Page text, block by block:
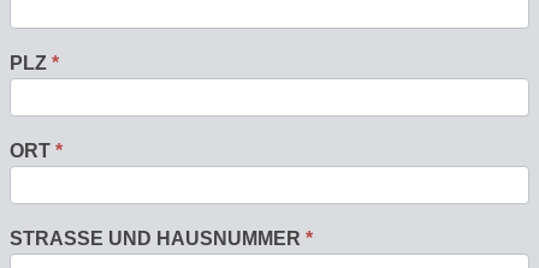
PLZ *
ORT *
STRASSE UND HAUSNUMMER *